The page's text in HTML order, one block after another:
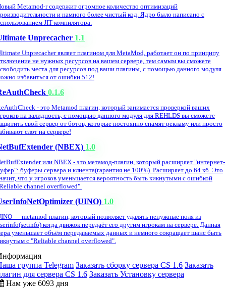
Metamod-r содержит огромное количество оптимизаций
и намного более чистый код. Ядро было написано с
JIT-компилятора.
Unprecacher 1.1
Unprecacher являет плагином для MetaMod, работает он по принципу
не нужных ресурсов на вашем сервере, тем самым вы сможете
места для ресурсов под ваши плагины, с помощью данного модуля
избавиться от ошибки 512!
0.1.6
- это Metamod плагин, который занимается проверкой ваших
на валидность, с помощью данного модуля для REHLDS вы сможете
свой сервер от ботов, которые постоянно спамят рекламу или просто
слот на сервере!
(NBEX) 1.0
или NBEX - это метамод-плагин, который расширяет "интернет-
буферы сервера и клиента(гарантия не 100%). Расширяет до 64 кб. Это
что у игроков уменьшается вероятность быть кикнутыми с ошибкой
channel overflowed".
(UINO) 1.0
— metamod-плагин, который позволяет удалять ненужные поля из
когда движок передаёт его другим игрокам на сервере. Данная
уменьшает объём передаваемых данных и немного сокращает шанс быть
с "Reliable channel overflowed".
группа Telegram Заказать сборку сервера CS 1.6 Заказать
для сервера CS 1.6 Заказать Установку сервера
Нам уже 6093 дня